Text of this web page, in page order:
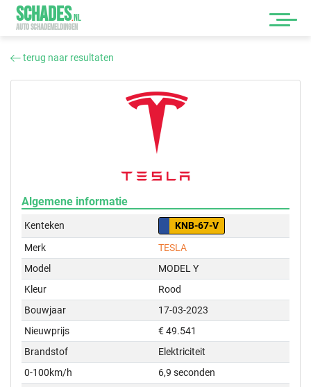
SCHADES.NL
AUTO SCHADEMELDINGEN
terug naar resultaten
Algemene informatie
Kenteken
KNB-67-V
Merk
TESLA
Model
MODEL Y
Kleur
Rood
Bouwjaar
17-03-2023
Nieuwprijs
€ 49.541
Brandstof
Elektriciteit
0-100km/h
6,9 seconden